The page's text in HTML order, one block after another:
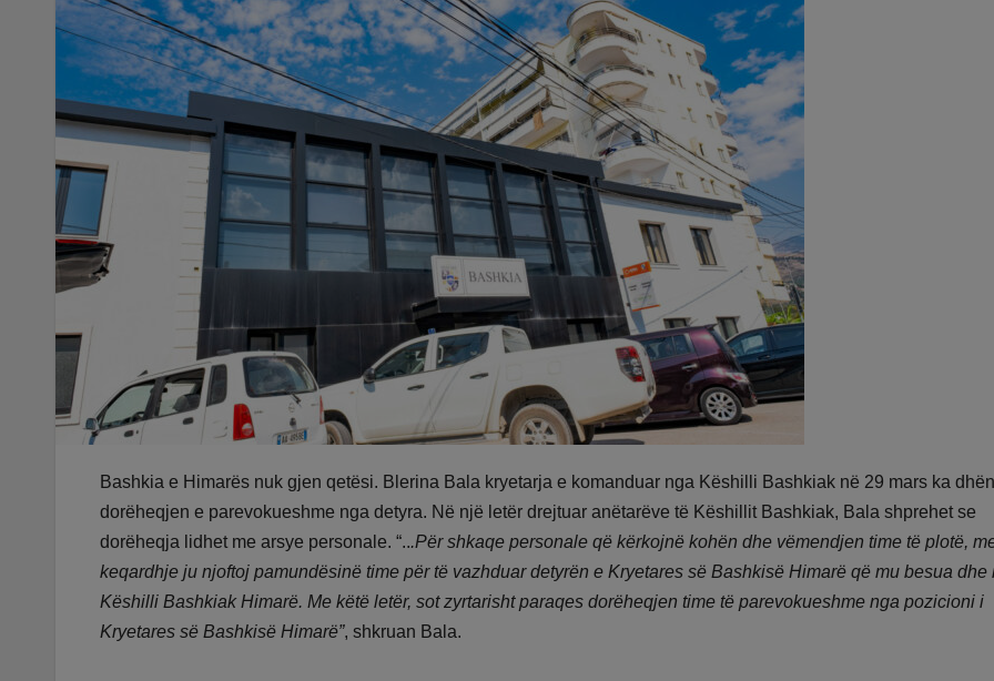
Bashkia e Himarës nuk gjen qetësi. Blerina Bala kryetarja e komanduar nga Këshilli Bashkiak në 29 mars ka
dorëheqjen e parevokueshme nga detyra. Në një letër drejtuar anëtarëve të Këshillit Bashkiak, Bala shprehet se
dorëheqja lidhet me arsye personale. “...Për shkaqe personale që kërkojnë kohën dhe vëmendjen time të plotë,
keqardhje ju njoftoj pamundësinë time për të vazhduar detyrën e Kryetares së Bashkisë Himarë që mu besua dhe
Këshilli Bashkiak Himarë. Me këtë letër, sot zyrtarisht paraqes dorëheqjen time të parevokueshme nga pozicioni i
Kryetares së Bashkisë Himarë”, shkruan Bala.